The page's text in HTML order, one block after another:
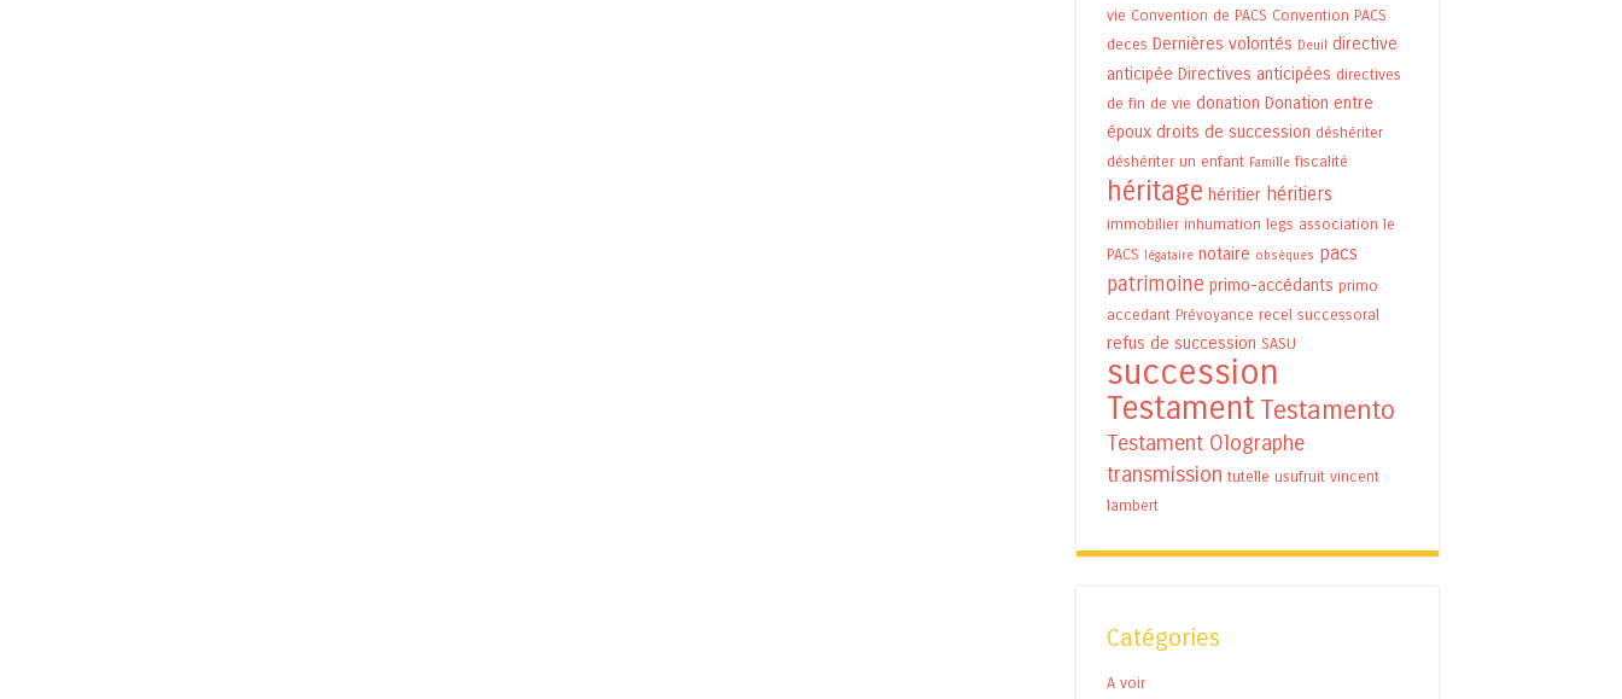
vie Convention de PACS Convention PACS
deces Dernières volontés Deuil directive
anticipée Directives anticipées directives
de fin de vie donation Donation entre
époux droits de succession déshériter
déshériter un enfant Famille fiscalité
héritage héritier héritiers
immobilier inhumation legs association le
PACS légataire notaire obsèques pacs
patrimoine primo-accédants primo
accedant Prévoyance recel successoral
refus de succession SASU
succession
Testament Testamento
Testament Olographe
transmission tutelle usufruit vincent
lambert
Catégories
A voir